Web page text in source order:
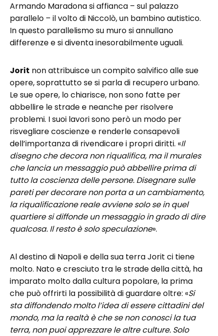
Armando Maradona si affianca – sul palazzo
parallelo – il volto di Niccolò, un bambino autistico.
In questo parallelismo su muro si annullano
differenze e si diventa inesorabilmente uguali.
Jorit non attribuisce un compito salvifico alle sue
opere, soprattutto se si parla di recupero urbano.
Le sue opere, lo chiarisce, non sono fatte per
abbellire le strade e neanche per risolvere
problemi. I suoi lavori sono però un modo per
risvegliare coscienze e renderle consapevoli
dell’importanza di rivendicare i propri diritti. «Il
disegno che decora non riqualifica, ma il murales
che lancia un messaggio può abbellire prima di
tutto la coscienza delle persone. Disegnare sulle
pareti per decorare non porta a un cambiamento,
la riqualificazione reale avviene solo se in quel
quartiere si diffonde un messaggio in grado di dire
qualcosa. Il resto è solo speculazione».
Al destino di Napoli e della sua terra Jorit ci tiene
molto. Nato e cresciuto tra le strade della città, ha
imparato molto dalla cultura popolare, la prima
che può offrirti la possibilità di guardare oltre: «Si
sta diffondendo molto l’idea di essere cittadini del
mondo, ma la realtà è che se non conosci la tua
terra, non puoi apprezzare le altre culture. Solo